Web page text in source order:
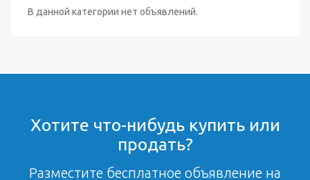
В данной категории нет объявлений.
Хотите что-нибудь купить или
продать?
Разместите бесплатное объявление на